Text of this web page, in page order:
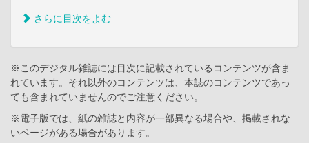
さらに目次をよむ
※このデジタル雑誌には目次に記載されているコンテンツが含ま
れています。それ以外のコンテンツは、本誌のコンテンツであっ
ても含まれていませんのでご注意ください。
※電子版では、紙の雑誌と内容が一部異なる場合や、掲載されな
いページがある場合があります。